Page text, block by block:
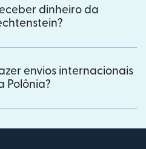
dinheiro da
envios internacionais
Polônia?